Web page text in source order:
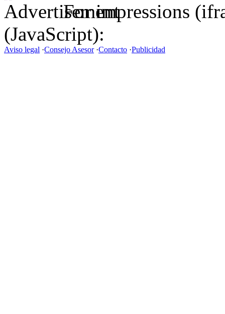
For impressions
(JavaScript):
Aviso legal ·Consejo Asesor·Contacto ·Publicidad